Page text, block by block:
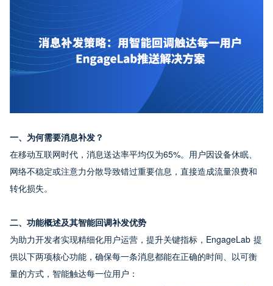
一、为何需要消息补发？
在移动互联网时代，消息送达率平均仅为65%。用户因设备休眠、
网络不稳定或注意力分散导致错过重要信息，直接造成流量浪费和
转化损失。
二、功能概述及其智能回调补发优势
为助力开发者实现精细化用户运营，提升关键指标，EngageLab 提
供以下两项核心功能，确保每一条消息都能在正确的时间、以可衡
量的方式，智能触达每一位用户：